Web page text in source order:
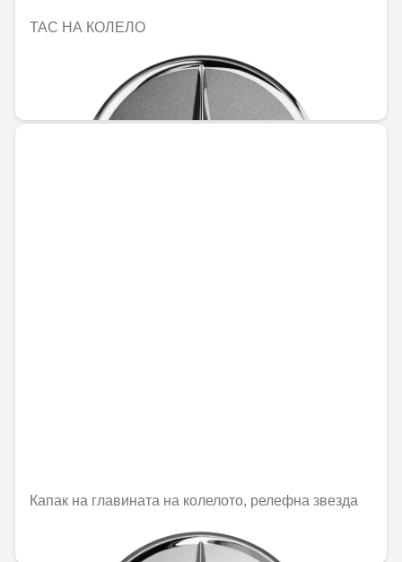
ТАС НА КОЛЕЛО
25,21 € / 49,31 лв.
Капак на главината на колелото, релефна звезда